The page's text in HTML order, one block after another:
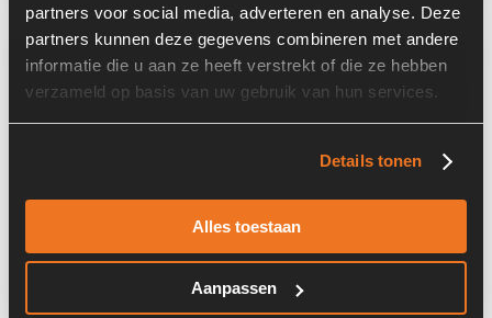
partners voor social media, adverteren en analyse. Deze
partners kunnen deze gegevens combineren met andere
informatie die u aan ze heeft verstrekt of die ze hebben
verzameld op basis van uw gebruik van hun services.
Details tonen
Alles toestaan
Aanpassen
Overige informatie
Stock number: 6175-010
Brand: Iskra
S/N: -
Machi
+ Volledige overige informatie openen